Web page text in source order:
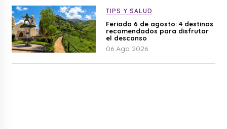
TIPS Y SALUD
Feriado 6 de agosto: 4 destinos
recomendados para disfrutar
el descanso
06 Ago 2026